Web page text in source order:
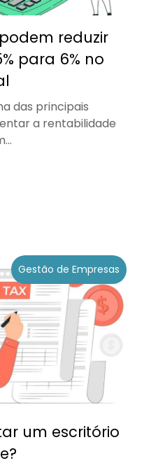
reduzir
para 6% no
das principais
a rentabilidade
Gestão de Empresas
um escritório